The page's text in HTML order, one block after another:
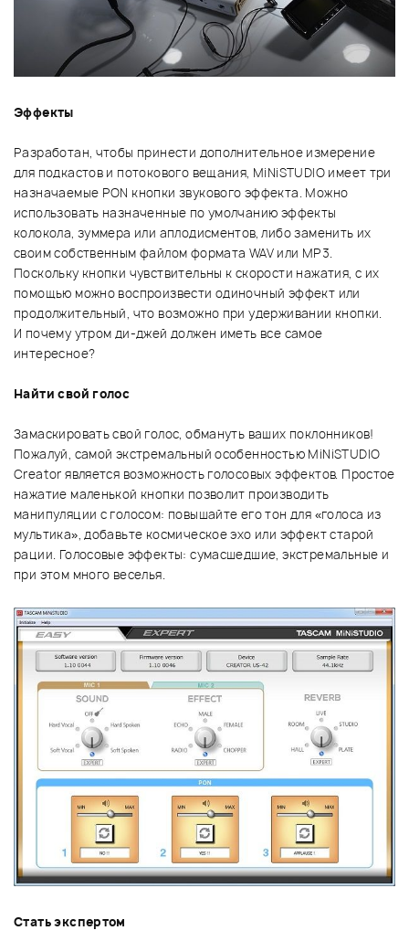
Эффекты
Разработан, чтобы принести дополнительное измерение
для подкастов и потокового вещания, MiNiSTUDIO имеет три
назначаемые PON кнопки звукового эффекта. Можно
использовать назначенные по умолчанию эффекты
колокола, зуммера или аплодисментов, либо заменить их
своим собственным файлом формата WAV или MP3.
Поскольку кнопки чувствительны к скорости нажатия, с их
помощью можно воспроизвести одиночный эффект или
продолжительный, что возможно при удерживании кнопки.
И почему утром ди-джей должен иметь все самое
интересное?
Найти свой голос
Замаскировать свой голос, обмануть ваших поклонников!
Пожалуй, самой экстремальный особенностью MiNiSTUDIO
Creator является возможность голосовых эффектов. Простое
нажатие маленькой кнопки позволит производить
манипуляции с голосом: повышайте его тон для «голоса из
мультика», добавьте космическое эхо или эффект старой
рации. Голосовые эффекты: сумасшедшие, экстремальные и
при этом много веселья.
Стать экспертом